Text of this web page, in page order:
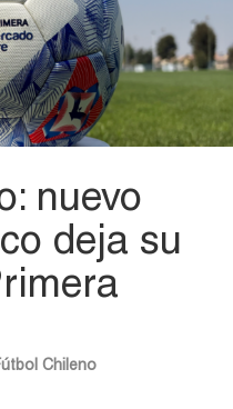
nuevo
deja su
Chileno